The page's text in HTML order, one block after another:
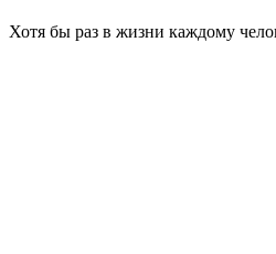
Хотя бы раз в жизни каждому